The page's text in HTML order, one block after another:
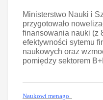
Ministerstwo Nauki i
przygotowało
finansowania nauki (z
efektywności sytemu
naukowych oraz
pomiędzy sektorem
Naukowi menago